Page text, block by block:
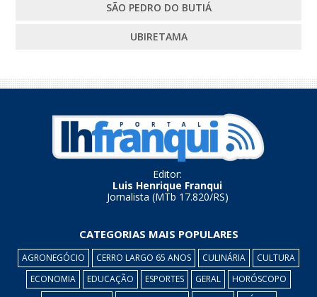
SÃO PEDRO DO BUTIÁ
UBIRETAMA
Editor:
Luis Henrique Franqui
Jornalista (MTb 17.820/RS)
CATEGORIAS MAIS POPULARES
AGRONEGÓCIO CERRO LARGO 65 ANOS CULINÁRIA
CULTURA
ECONOMIA
EDUCAÇÃO ESPORTES GERAL
HORÓSCOPO